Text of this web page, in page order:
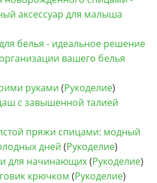
аксессуар для малыша
белья - идеальное решение
вашего белья
руками (Рукоделие)
с завышенной талией
пряжи спицами: модный
дней (Рукоделие)
для начинающих(Рукоделие)
крючком (Рукоделие)